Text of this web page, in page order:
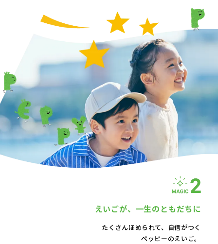
えいごが、 一生のともだちに
たくさんほめられて、自信がつく
ペッピーのえいご。